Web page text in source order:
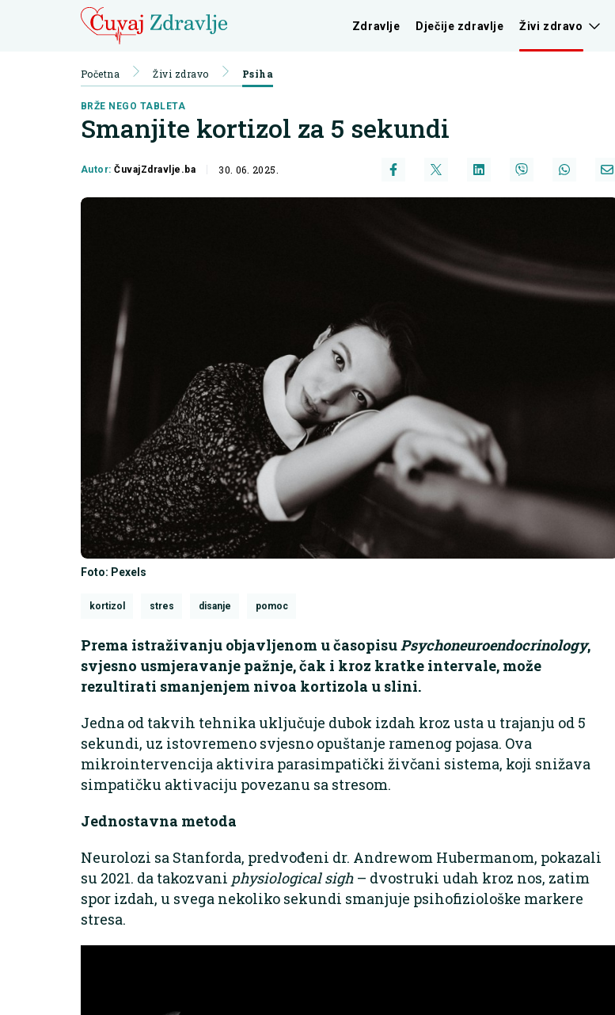
Zdravlje Dječije zdravlje Živi zdravo
Početna Živi zdravo Psiha
BRŽE NEGO TABLETA
Smanjite kortizol za 5 sekundi
Autor:ČuvajZdravlje.ba 30. 06. 2025.
Foto: Pexels
kortizol stres disanje pomoc
Prema istraživanju objavljenom u časopisuPsychoneuroendocrinology,
svjesno usmjeravanje pažnje, čak i kroz kratke intervale, može
rezultirati smanjenjem nivoa kortizola u slini.
Jedna od takvih tehnika uključuje dubok izdah kroz usta u trajanju od 5
sekundi, uz istovremeno svjesno opuštanje ramenog pojasa. Ova
mikrointervencija aktivira parasimpatički živčani sistema, koji snižava
simpatičku aktivaciju povezanu sa stresom.
Jednostavna metoda
Neurolozi sa Stanforda, predvođeni dr. Andrewom Hubermanom, pokazali
su 2021. da takozvani physiological sigh – dvostruki udah kroz nos, zatim
spor izdah, u svega nekoliko sekundi smanjuje psihofiziološke markere
stresa.